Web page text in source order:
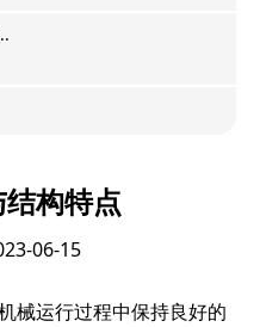
构特点
06-15
械运行过程中保持良好的